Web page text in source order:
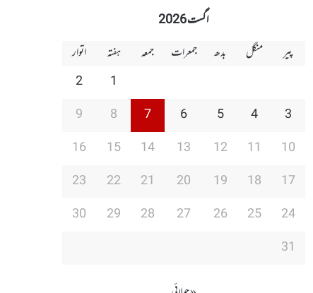
اگست 2026
پیر
منگل بدھ جمعرات جمعہ ہفتہ
اتوار
1
2
3
4
5
6
7
8
9
10
11
12
13
14
15
16
17
18
19
20
21
22
23
24
25
26
27
28
29
30
31